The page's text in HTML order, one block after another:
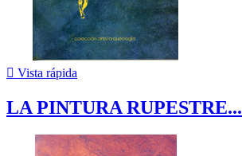
 Vista rápida
LA PINTURA RUPESTRE...